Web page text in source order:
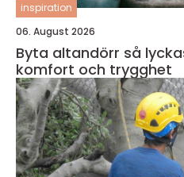
inspiration
06. August 2026
Byta altandörr så lyckas man med ljus,
komfort och trygghet